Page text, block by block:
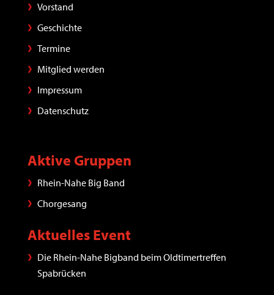
Vorstand
Geschichte
Termine
Mitglied werden
Impressum
Datenschutz
Aktive Gruppen
Rhein-Nahe Big Band
Chorgesang
Aktuelles Event
Die Rhein-Nahe Bigband beim Oldtimertreffen
Spabrücken